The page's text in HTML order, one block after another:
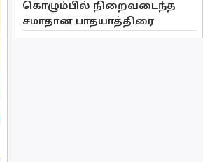
கொழும்பில் நிறைவடைந்த
சமாதான பாதயாத்திரை